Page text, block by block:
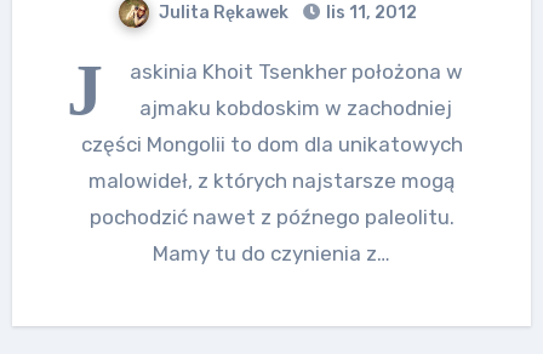
Julita Rękawek lis 11, 2012
J
askinia Khoit Tsenkher położona w
ajmaku kobdoskim w zachodniej
części Mongolii to dom dla unikatowych
malowideł, z których najstarsze mogą
pochodzić nawet z późnego paleolitu.
Mamy tu do czynienia z…